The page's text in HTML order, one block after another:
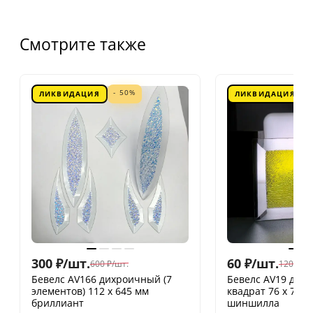
Смотрите также
ЛИКВИДАЦИЯ - 50%
300 ₽/шт.600 ₽/шт.
Бевелс AV166 дихроичный (7
элементов) 112 х 645 мм
бриллиант
ЛИКВИДАЦИЯ
60 ₽/шт.120
Бевелс AV19
квадрат 76 х 76
шиншилла